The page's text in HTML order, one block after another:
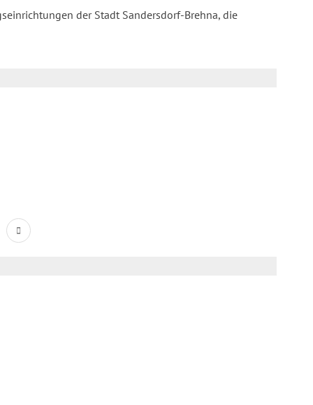
der Stadt Sandersdorf-Brehna, die